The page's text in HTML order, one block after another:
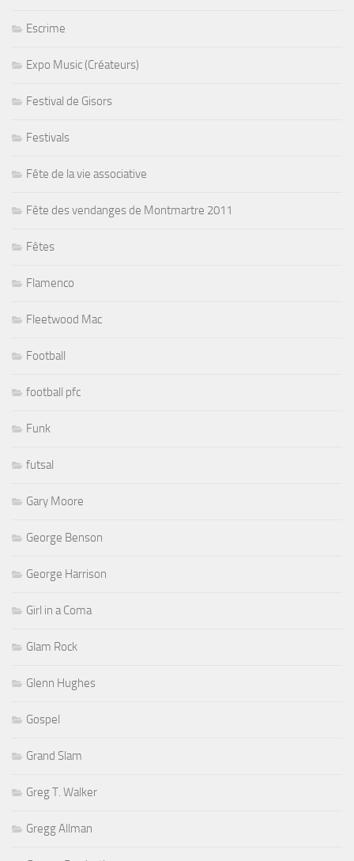
Escrime
Expo Music (Créateurs)
Festival de Gisors
Festivals
Fête de la vie associative
Fête des vendanges de Montmartre 2011
Fêtes
Flamenco
Fleetwood Mac
Football
football pfc
Funk
futsal
Gary Moore
George Benson
George Harrison
Girl in a Coma
Glam Rock
Glenn Hughes
Gospel
Grand Slam
Greg T. Walker
Gregg Allman